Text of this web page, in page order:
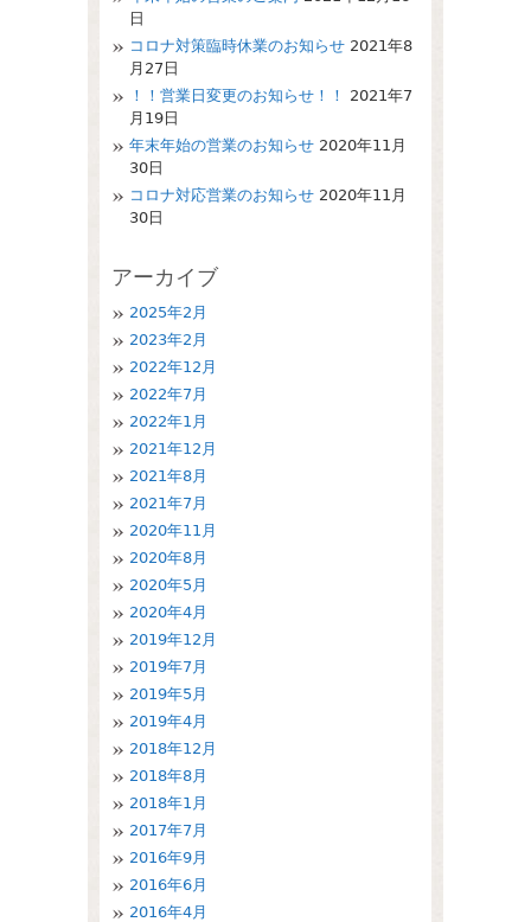
日
コロナ対策臨時休業のお知らせ 2021年8
月27日
！！営業日変更のお知らせ！！
2021年7
月19日
年末年始の営業のお知らせ 2020年11月
30日
コロナ対応営業のお知らせ 2020年11月
30日
アーカイブ
2025年2月
2023年2月
2022年12月
2022年7月
2022年1月
2021年12月
2021年8月
2021年7月
2020年11月
2020年8月
2020年5月
2020年4月
2019年12月
2019年7月
2019年5月
2019年4月
2018年12月
2018年8月
2018年1月
2017年7月
2016年9月
2016年6月
2016年4月